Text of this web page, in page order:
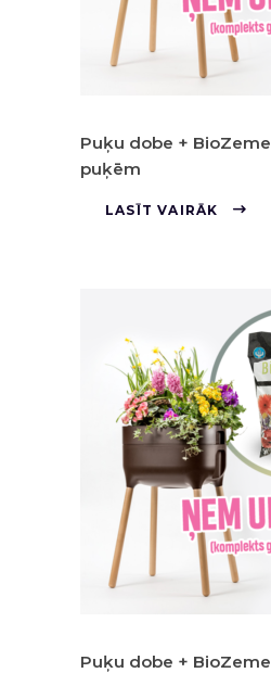
Puķu dobe + BioZeme
puķēm
LASĪT VAIRĀK
Puķu dobe + BioZeme